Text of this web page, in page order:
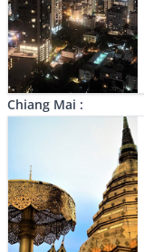
Chiang Mai :